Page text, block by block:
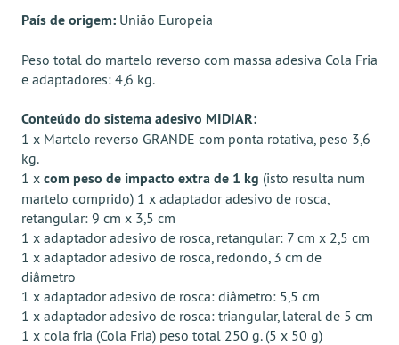
País de origem: União Europeia
Peso total do martelo reverso com massa adesiva Cola Fria
e adaptadores: 4,6 kg.
Conteúdo do sistema adesivo MIDIAR:
1 x Martelo reverso GRANDE com ponta rotativa, peso 3,6
kg.
1 x com peso de impacto extra de 1 kg (isto resulta num
martelo comprido) 1 x adaptador adesivo de rosca,
retangular: 9 cm x 3,5 cm
1 x adaptador adesivo de rosca, retangular: 7 cm x 2,5 cm
1 x adaptador adesivo de rosca, redondo, 3 cm de
diâmetro
1 x adaptador adesivo de rosca: diâmetro: 5,5 cm
1 x adaptador adesivo de rosca: triangular, lateral de 5 cm
1 x cola fria (Cola Fria) peso total 250 g. (5 x 50 g)